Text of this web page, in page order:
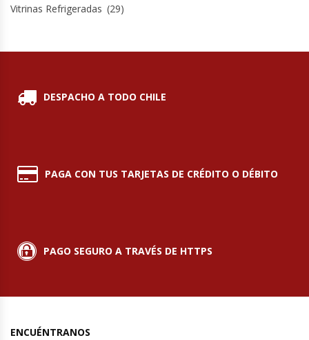
Vitrinas Refrigeradas
Vitrinas Refrigeradas (29)
DESPACHO A TODO CHILE
PAGA CON TUS TARJETAS DE CRÉDITO O DÉBITO
PAGO SEGURO A TRAVÉS DE HTTPS
ENCUÉNTRANOS